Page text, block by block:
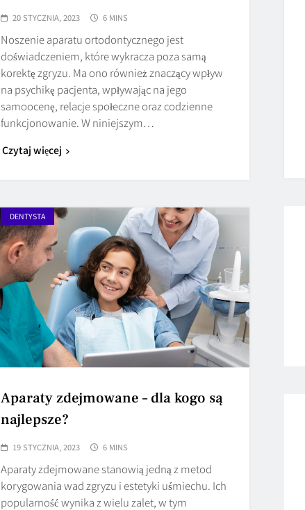
20 STYCZNIA, 2023 6 MINS
Noszenie aparatu ortodontycznego jest
doświadczeniem, które wykracza poza samą
korektę zgryzu. Ma ono również znaczący wpływ
na psychikę pacjenta, wpływając na jego
samoocenę, relacje społeczne oraz codzienne
funkcjonowanie. W niniejszym…
Czytaj więcej
DENTYSTA
Aparaty zdejmowane – dla kogo są
najlepsze?
19 STYCZNIA, 2023 6 MINS
Aparaty zdejmowane stanowią jedną z metod
korygowania wad zgryzu i estetyki uśmiechu. Ich
popularność wynika z wielu zalet, w tym